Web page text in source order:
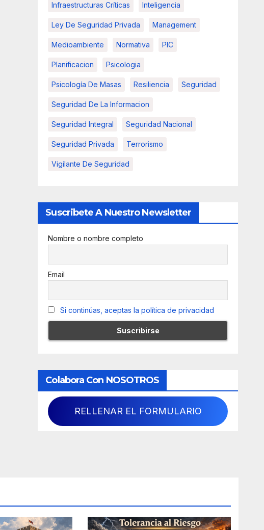
Infraestructuras Críticas Inteligencia
Ley De Seguridad Privada Management
Medioambiente Normativa PIC
Planificacion Psicologia
Psicología De Masas Resiliencia Seguridad
Seguridad De La Informacion
Seguridad Integral Seguridad Nacional
Seguridad Privada Terrorismo
Vigilante De Seguridad
Suscribete A Nuestro Newsletter
Nombre o nombre completo
Email
Si continúas, aceptas la política de privacidad
Colabora Con NOSOTROS
RELLENAR EL FORMULARIO